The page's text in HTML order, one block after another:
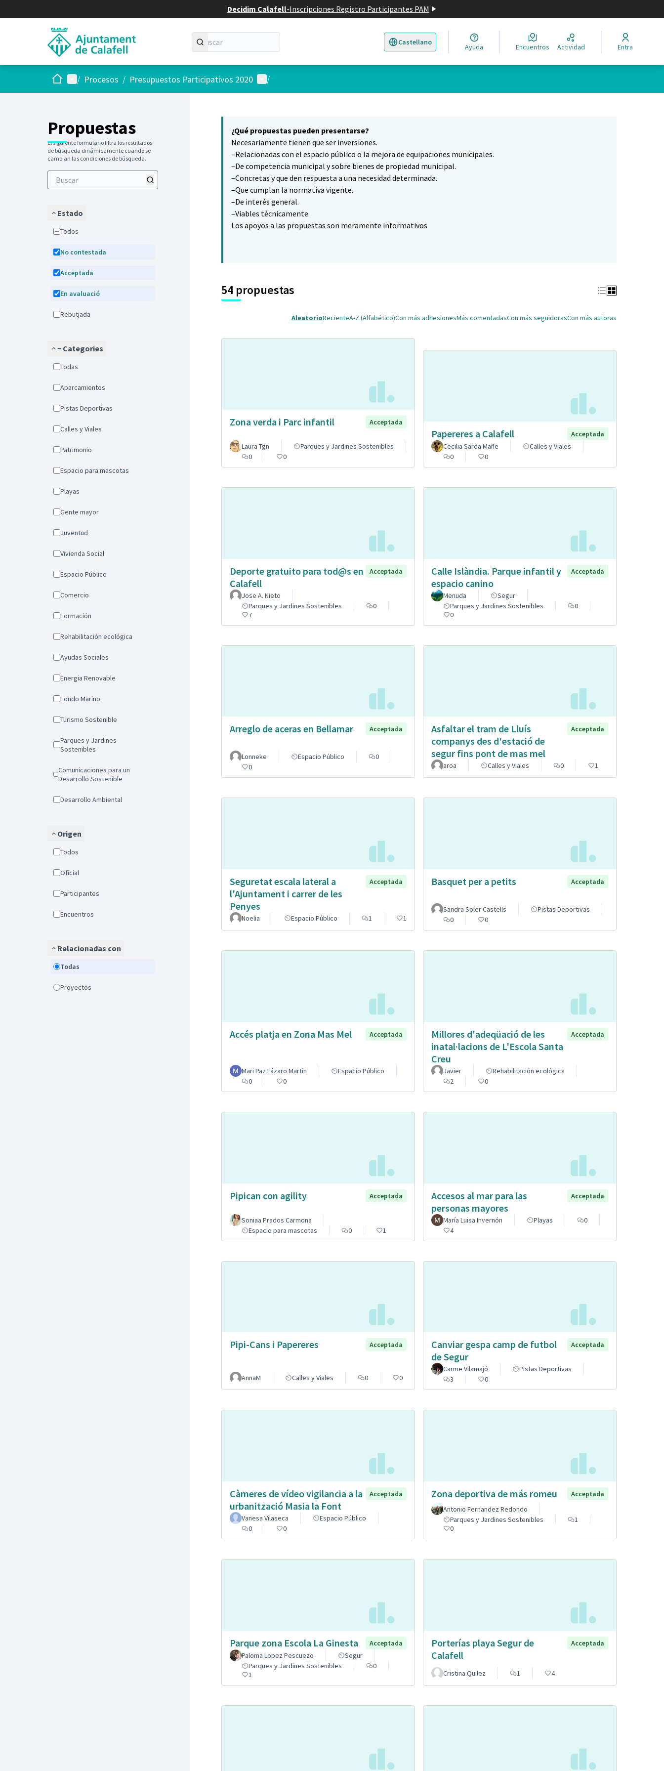
Decidim Calafell-Inscripciones Registro Participantes PAM
Castellano
Triar la llengua Elegir el idioma
Ayuda Encuentros Actividad Entra
InicioMenú principal
/ Procesos / Presupuestos Participativos 2020 Menú de usuario
/
Propuestas
El siguiente formulario filtra los resultados
de búsqueda dinámicamente cuando se
cambian las condiciones de búsqueda.
Estado
Todos
No contestada
Acceptada
En avaluació
Rebutjada
~ Categories
Todas
Aparcamientos
Pistas Deportivas
Calles y Viales
Patrimonio
Espacio para mascotas
Playas
Gente mayor
Juventud
Vivienda Social
Espacio Público
Comercio
Formación
Rehabilitación ecológica
Ayudas Sociales
Energia Renovable
Fondo Marino
Turismo Sostenible
Parques y Jardines
Sostenibles
Comunicaciones para un
Desarrollo Sostenible
Desarrollo Ambiental
Origen
Todos
Oficial
Participantes
Encuentros
Relacionadas con
Todas
Proyectos
5
¿Qué propuestas pueden presentarse?
Necesariamente tienen que ser inversiones.
–Relacionadas con el espacio público o la mejora de equipaciones municipales.
–De competencia municipal y sobre bienes de propiedad municipal.
–Concretas y que den respuesta a una necesidad determinada.
–Que cumplan la normativa vigente.
–De interés general.
–Viables técnicamente.
Los apoyos a las propuestas son meramente informativos
54 propuestas
AleatorioRecienteA-Z (Alfabético)Con más adhesionesMás comentadasCon más seguidorasCon más autoras
Zona verda i Parc infantil Acceptada
Laura Tgn
Parques y Jardines Sostenibles
0
0
Papereres a Calafell
Acceptada
Cecilia Sarda Mañe
Calles y Viales
0
0
Deporte gratuito para tod@s en
Calafell
Acceptada
Jose A. Nieto
Parques y Jardines Sostenibles
0
7
Calle Islàndia. Parque infantil y
espacio canino
Acceptada
Menuda
Segur
Parques y Jardines Sostenibles
0
0
Arreglo de aceras en Bellamar Acceptada
Lonneke Espacio Público
0
0
Asfaltar el tram de Lluís
companys des d'estació de
segur fins pont de mas mel
Acceptada
aroa Calles y Viales 0 1
Seguretat escala lateral a
l'Ajuntament i carrer de les
Penyes
Acceptada
Noelia Espacio Público 1 1
Basquet per a petits Acceptada
Sandra Soler Castells
Pistas Deportivas
0
0
Accés platja en Zona Mas Mel Acceptada
Mari Paz Lázaro Martín
Espacio Público
0
0
Millores d'adeqüació de les
inatal·lacions de L'Escola Santa
Creu
Acceptada
Javier
Rehabilitación ecológica
2
0
Pipican con agility Acceptada
Soniaa Prados Carmona
Espacio para mascotas
0 1
Accesos al mar para las
personas mayores
Acceptada
María Luisa Invernón Playas
0
4
Pipi-Cans i Papereres Acceptada
AnnaM Calles y Viales 0 0
Canviar gespa camp de futbol
de Segur
Acceptada
Carme Vilamajó
Pistas Deportivas
3
0
Càmeres de vídeo vigilancia a la
urbanització Masia la Font
Acceptada
Vanesa Vilaseca
Espacio Público
0
0
Zona deportiva de más romeu
Acceptada
Antonio Fernandez Redondo
Parques y Jardines Sostenibles
1
0
Parque zona Escola La Ginesta
Acceptada
Paloma Lopez Pescuezo
Segur
Parques y Jardines Sostenibles
0
1
Porterías playa Segur de
Calafell
Acceptada
Cristina Quilez 1 4